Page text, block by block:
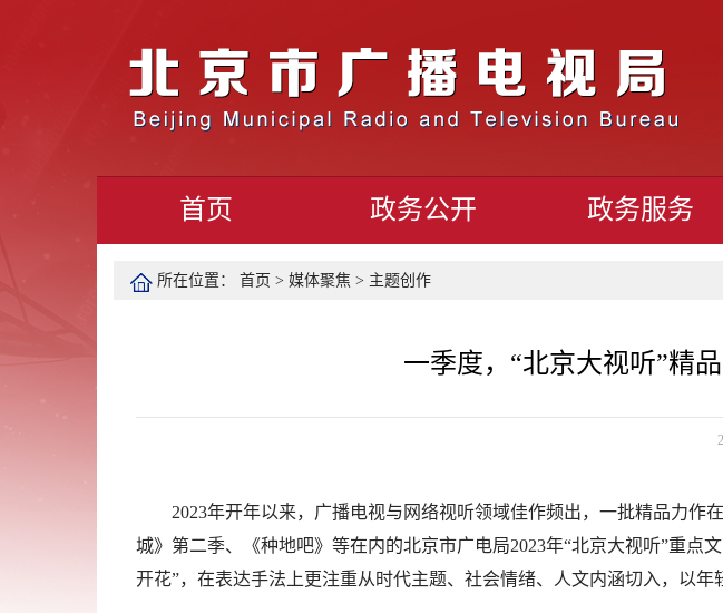
首页 政务公开 政务服务
所在位置： 首页 > 媒体聚焦 > 主题创作
一季度，“北京大视听”精
2023年开年以来，广播电视与网络视听领域佳作频出，一批精品力
城》第二季、《种地吧》等在内的北京市广电局2023年“北京大视听”重点
开花”，在表达手法上更注重从时代主题、社会情绪、人文内涵切入，以年